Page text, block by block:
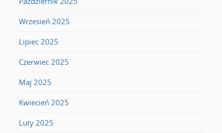
Wrzesień 2025
Lipiec 2025
Czerwiec 2025
Maj 2025
Kwiecień 2025
Luty 2025